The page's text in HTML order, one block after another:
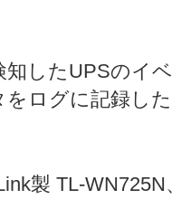
したUPSのイ
ログに記録し
製 TL-